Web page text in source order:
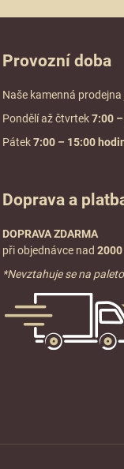
Provozní doba
Naše kamenná
Pondělí až čtvrtek7:00
Pátek7:00 – 15:00
Doprava a
DOPRAVA ZDARMA
při objednávce nad 2000
*Nevztahuje se na